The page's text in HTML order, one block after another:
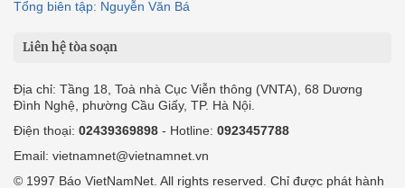
Tổng biên tập: Nguyễn Văn Bá
Liên hệ tòa soạn
Địa chỉ: Tầng 18, Toà nhà Cục Viễn thông (VNTA), 68 Dương
Đình Nghệ, phường Cầu Giấy, TP. Hà Nội.
Điện thoại: 02439369898 - Hotline: 0923457788
Email: vietnamnet@vietnamnet.vn
© 1997 Báo VietNamNet. All rights reserved. Chỉ được phát hành